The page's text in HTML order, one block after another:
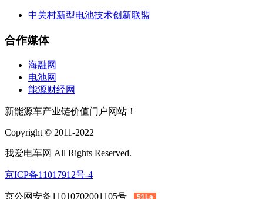
中关村新型电池技术创新联盟
合作媒体
海融网
电池网
能源财经网
新能源车产业链价值门户网站！
Copyright © 2011-2022
我爱电车网 All Rights Reserved.
京ICP备11017912号-4
京公网安备11010702001105号 51La